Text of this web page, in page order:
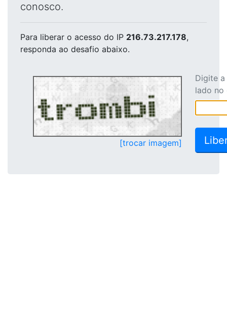
conosco.
Para liberar o acesso do IP 216.73.217.178,
responda ao desafio abaixo.
[trocar imagem]
Digite
lado no